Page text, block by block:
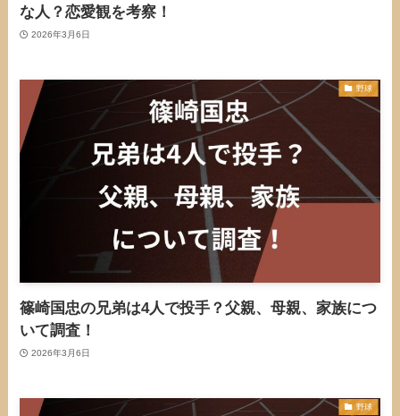
な人？恋愛観を考察！
2026年3月6日
野球
篠崎国忠の兄弟は4人で投手？父親、母親、家族につ
いて調査！
2026年3月6日
野球